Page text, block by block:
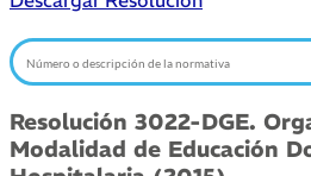
Resolución 3022-DGE.
Modalidad de Educación